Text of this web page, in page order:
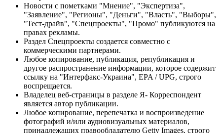
Новости с пометками "Мнение", "Экспертиза",
"Заявление", "Регионы", "Деньги", "Власть", "Выборы",
"Тест-драйв", "Спецпроекты", "Промо" публикуются на
правах рекламы.
Раздел Спецпроекты создается совместно с
коммерческими партнерами.
Любое копирование, публикация, републикация и
другое распространение информации, которое содержит
ссылку на "Интерфакс-Украина", EPA / UPG, строго
воспрещается.
Владелец веб-страницы в разделе Я- Корреспондент
является автор публикации.
Любое копирование, перепечатка и воспроизведение
фотографий и/или аудиовизуальных материалов,
принадлежащих правообладателю Getty Images, строго